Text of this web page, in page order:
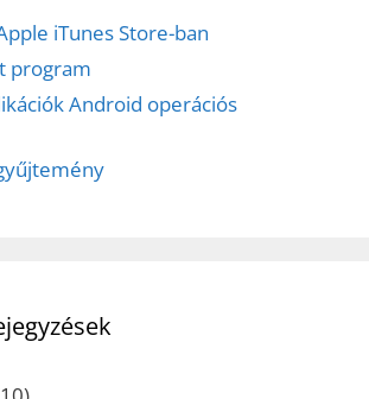
iTunes Store-ban
program
Android operációs